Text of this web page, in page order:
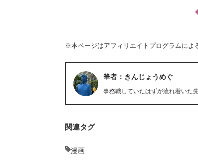
※本ページはアフィリエイトプログラムによ
筆者：きんじょうめぐ
事務職していたはずが流れ着いた
関連タグ
漫画